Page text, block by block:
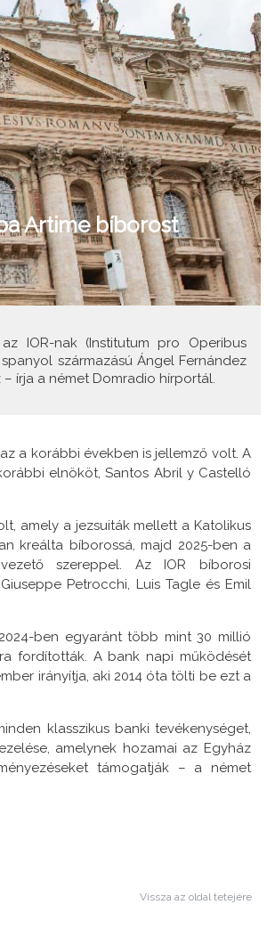
Artime bíborost
IOR-nak (Institutum pro Operibus
származású Ángel Fernández
írja a német Domradio hírportál.
a korábbi években is jellemző volt. A
elnököt, Santos Abril y Castelló
amely a jezsuiták mellett a Katolikus
kreálta bíborossá, majd 2025-ben a
szereppel. Az IOR bíborosi
Petrocchi, Luis Tagle és Emil
ben egyaránt több mint 30 millió
fordították. A bank napi működését
irányítja, aki 2014 óta tölti be ezt a
klasszikus banki tevékenységet,
amelynek hozamai az Egyház
támogatják – a német
Vissza az oldal tetejére